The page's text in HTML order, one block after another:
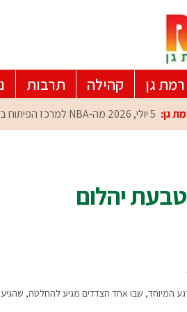
גן קהילה תרבות
גן: 5 יולי, 2026 מה-NBA למרכז הפיתוח ברמת גן: עומרי כספי במפגש הוקרה מיוחד
טבעת יהלום
המיוחד, שבו אחד הצדדים מגיע להחלטה,